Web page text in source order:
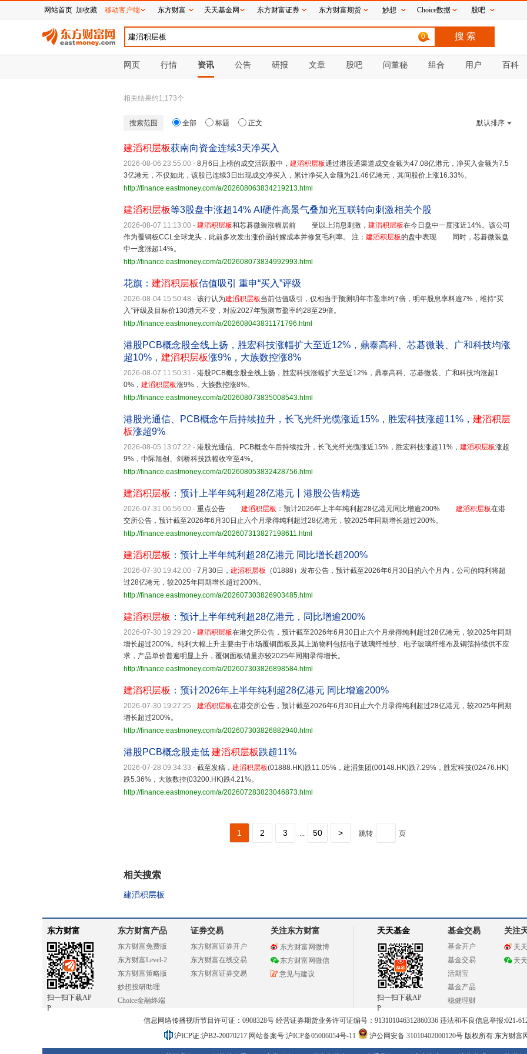
0
网页 行情 资讯 公告 研报 文章 股吧 问董秘 组合 用户 百科
相关结果约1,173个
搜索范围 全部 标题 正文 默认排序
建滔积层板获南向资金连续3天净买入
2026-08-06 23:55:00 - 8月6日上榜的成交活跃股中， 建滔积层板通过港股通渠道成交金额为47.08亿港元，净买入金额为7.5
3亿港元，不仅如此，该股已连续3日出现成交净买入，累计净买入金额为21.46亿港元，其间股价上涨16.33%。
http://finance.eastmoney.com/a/202608063834219213.html
建滔积层板等3股盘中涨超14% AI硬件高景气叠加光互联转向刺激相关个股
2026-08-07 11:13:00 - 建滔积层板和芯碁微装涨幅居前 受以上消息刺激， 建滔积层板在今日盘中一度涨近14%。该公司
作为覆铜板CCL全球龙头，此前多次发出涨价函转嫁成本并修复毛利率。 注： 建滔积层板的盘中表现 同时，芯碁微装盘
中一度涨超14%。
http://finance.eastmoney.com/a/202608073834992993.html
花旗： 建滔积层板估值吸引 重申“买入”评级
2026-08-04 15:50:48 - 该行认为建滔积层板当前估值吸引，仅相当于预测明年市盈率约7倍，明年股息率料逾7%，维持“买
入”评级及目标价130港元不变，对应2027年预测市盈率约28至29倍。
http://finance.eastmoney.com/a/202608043831171796.html
港股PCB概念股全线上扬，胜宏科技涨幅扩大至近12%，鼎泰高科、芯碁微装、广和科技均涨
超10%， 建滔积层板涨9%，大族数控涨8%
2026-08-07 11:50:31 - 港股PCB概念股全线上扬，胜宏科技涨幅扩大至近12%，鼎泰高科、芯碁微装、广和科技均涨超1
0%， 建滔积层板涨9%，大族数控涨8%。
http://finance.eastmoney.com/a/202608073835008543.html
港股光通信、PCB概念午后持续拉升，长飞光纤光缆涨近15%，胜宏科技涨超11%， 建滔积层
板涨超9%
2026-08-05 13:07:22 - 港股光通信、PCB概念午后持续拉升，长飞光纤光缆涨近15%，胜宏科技涨超11%， 建滔积层板涨超
9%，中际旭创、剑桥科技跌幅收窄至4%。
http://finance.eastmoney.com/a/202608053832428756.html
建滔积层板 ：预计上半年纯利超28亿港元丨港股公告精选
2026-07-31 06:56:00 - 重点公告 建滔积层板 ：预计2026年上半年纯利超28亿港元同比增逾200% 建滔积层板在港
交所公告，预计截至2026年6月30日止六个月录得纯利超过28亿港元，较2025年同期增长超过200%。
http://finance.eastmoney.com/a/202607313827198611.html
建滔积层板 ：预计上半年纯利超28亿港元 同比增长超200%
2026-07-30 19:42:00 - 7月30日， 建滔积层板 （01888）发布公告，预计截至2026年6月30日的六个月内，公司的纯利将超
过28亿港元，较2025年同期增长超过200%。
http://finance.eastmoney.com/a/202607303826903485.html
建滔积层板 ：预计上半年纯利超28亿港元，同比增逾200%
2026-07-30 19:29:20 - 建滔积层板在港交所公告，预计截至2026年6月30日止六个月录得纯利超过28亿港元，较2025年同期
增长超过200%。纯利大幅上升主要由于市场覆铜面板及其上游物料包括电子玻璃纤维纱、电子玻璃纤维布及铜箔持续供不应
求，产品单价普遍明显上升，覆铜面板销量亦较2025年同期录得增长。
http://finance.eastmoney.com/a/202607303826898584.html
建滔积层板 ：预计2026年上半年纯利超28亿港元 同比增逾200%
2026-07-30 19:27:25 - 建滔积层板在港交所公告，预计截至2026年6月30日止六个月录得纯利超过28亿港元，较2025年同期
增长超过200%。
http://finance.eastmoney.com/a/202607303826882940.html
港股PCB概念股走低 建滔积层板跌超11%
2026-07-28 09:34:33 - 截至发稿， 建滔积层板(01888.HK)跌11.05%，建滔集团(00148.HK)跌7.29%，胜宏科技(02476.HK)
跌5.36%，大族数控(03200.HK)跌4.21%。
http://finance.eastmoney.com/a/202607283823046873.html
1 2 3 ... 50 > 跳转 页
相关搜索
建滔积层板
东方财富
扫一扫下载AP
P
东方财富产品
东方财富免费版
东方财富Level-2
东方财富策略版
妙想投研助理
Choice金融终端
证券交易
东方财富证券开户
东方财富在线交易
东方财富证券交易
关注东方财富
东方财富网微博
东方财富网微信
意见与建议
天天基金
扫一扫下载AP
P
基金交易
基金开户
基金交易
活期宝
基金产品
稳健理财
关注
天
天
信息网络传播视听节目许可证：0908328号 经营证券期货业务许可证编号：913101046312860336 违法和不良信息举报:021-
沪ICP证:沪B2-20070217 网站备案号:沪ICP备05006054号-11 沪公网安备 31010402000120号版权所有:东方财富
网站首页 加收藏 移动客户端 东方财富 天天基金网 东方财富证券 东方财富期货 妙想 Choice数据 股吧